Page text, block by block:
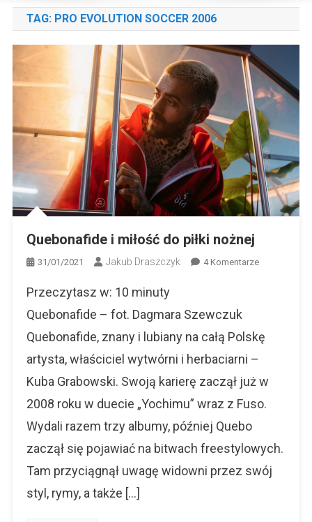
TAG: PRO EVOLUTION SOCCER 2006
Quebonafide i miłość do piłki nożnej
31/01/2021 Jakub Draszczyk 4 KomentarzeDo
Piłki
Przeczytasz w: 10 minuty
Quebonafide – fot. Dagmara Szewczuk
Quebonafide, znany i lubiany na całą Polskę
artysta, właściciel wytwórni i herbaciarni –
Kuba Grabowski. Swoją karierę zaczął już w
2008 roku w duecie „Yochimu” wraz z Fuso.
Wydali razem trzy albumy, później Quebo
zaczął się pojawiać na bitwach freestylowych.
Tam przyciągnął uwagę widowni przez swój
styl, rymy, a także […]